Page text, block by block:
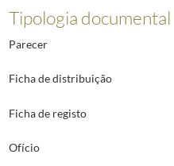
Tipologia documental
Parecer
Ficha de distribuição
Ficha de registo
Ofício